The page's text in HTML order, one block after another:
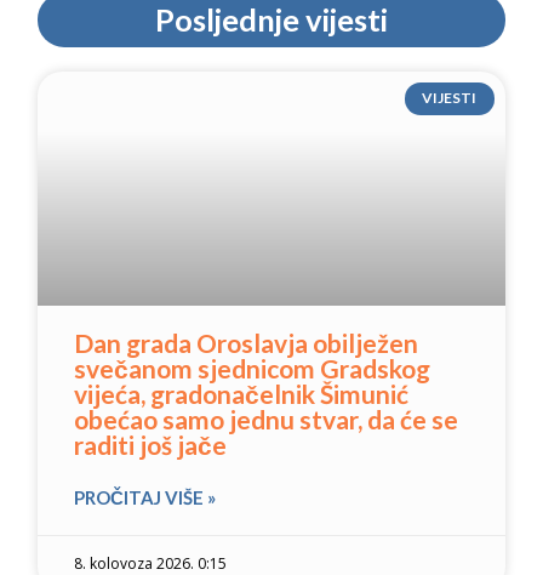
Posljednje vijesti
VIJESTI
Dan grada Oroslavja obilježen
svečanom sjednicom Gradskog
vijeća, gradonačelnik Šimunić
obećao samo jednu stvar, da će se
raditi još jače
PROČITAJ VIŠE »
8. kolovoza 2026. 0:15